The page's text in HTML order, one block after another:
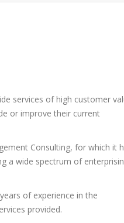
services of high customer
or improve their current
Consulting, for which it
a wide spectrum of
of experience in the
provided.